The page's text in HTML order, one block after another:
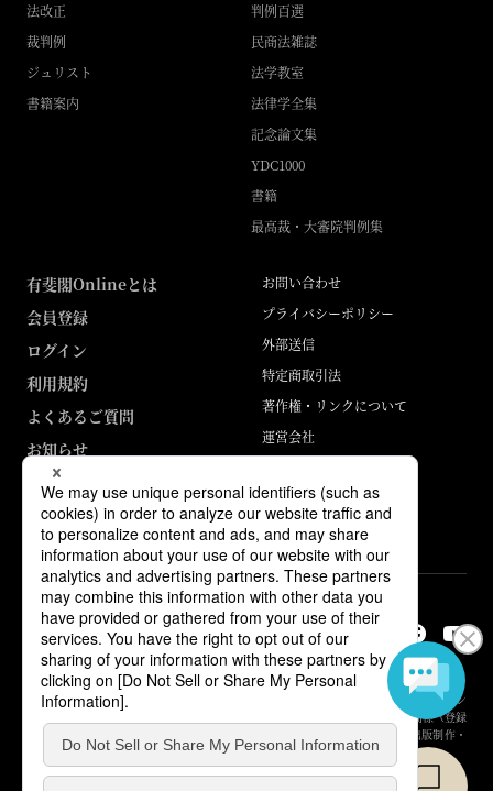
法改正
裁判例
ジュリスト
書籍案内
判例百選
民商法雑誌
法学教室
法律学全集
記念論文集
YDC1000
書籍
最高裁・大審院判例集
有斐閣Onlineとは
会員登録
ログイン
利用規約
よくあるご質問
お知らせ
お問い合わせ
プライバシーポリシー
外部送信
特定商取引法
著作権・リンクについて
運営会社
ABJマークは、この電子書店・電子書籍配信サービスが、著作権者からコン
テンツ使用許諾を得た正規版配信サービスであることを示す登録商標（登録
番号 第6091713号）です。詳しくは［ABJマーク］または［電子出版制作・
流通協議会］で検索してください。